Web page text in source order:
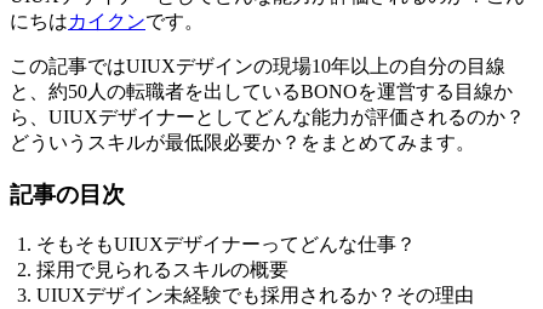
にちはカイクンです。
この記事ではUIUXデザインの現場10年以上の自分の目線
と、約50人の転職者を出しているBONOを運営する目線か
ら、UIUXデザイナーとしてどんな能力が評価されるのか？
どういうスキルが最低限必要か？をまとめてみます。
記事の目次
そもそもUIUXデザイナーってどんな仕事？
採用で見られるスキルの概要
UIUXデザイン未経験でも採用されるか？その理由